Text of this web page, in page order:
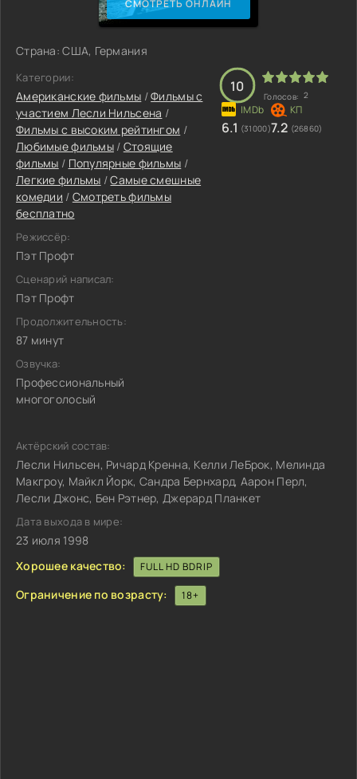
СМОТРЕТЬ ОНЛАЙН
Страна: США, Германия
Категории:
Американские фильмы /Фильмы c
участием Лесли Нильсена /
Фильмы с высоким рейтингом /
Любимые фильмы/ Стоящие
фильмы / Популярные фильмы /
Легкие фильмы /Самые смешные
комедии / Смотреть фильмы
бесплатно
Режиссёр:
Пэт Профт
Сценарий написал:
Пэт Профт
Продолжительность:
87 минут
Озвучка:
Профессиональный
многоголосый
10
Голосов: 2
6.1 (31000)7.2 (26860)
Актёрский состав:
Лесли Нильсен, Ричард Кренна, Келли ЛеБрок, Мелинда
Макгроу, Майкл Йорк, Сандра Бернхард, Аарон Перл,
Лесли Джонс, Бен Рэтнер, Джерард Планкет
Дата выхода в мире:
23 июля 1998
Хорошее качество:
FULL HD BDRIP
Ограничение по возрасту: 18+